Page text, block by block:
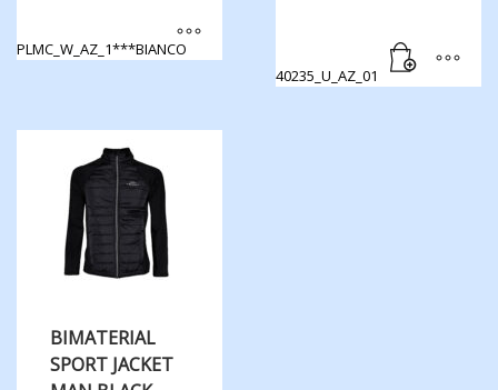
PLMC_W_AZ_1***BIANCO
flere
Alternativene
produktsiden
40235_U_AZ_01
BIMATERIAL
SPORT JACKET